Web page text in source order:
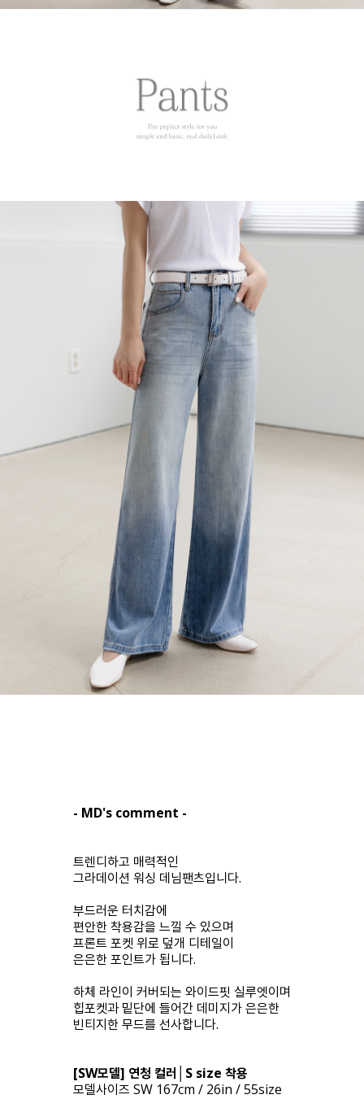
- MD's comment -
트렌디하고 매력적인
그라데이션 워싱 데님팬츠입니다.
부드러운 터치감에
편안한 착용감을 느낄 수 있으며
프론트 포켓 위로 덮개 디테일이
은은한 포인트가 됩니다.
하체 라인이 커버되는 와이드핏 실루엣이며
힙포켓과 밑단에 들어간 데미지가 은은한
빈티지한 무드를 선사합니다.
[SW모델] 연청 컬러│S size 착용
모델사이즈 SW 167cm / 26in / 55size